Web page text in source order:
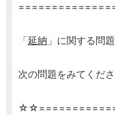
「延納 」に関する問題
次の問題をみてくださ